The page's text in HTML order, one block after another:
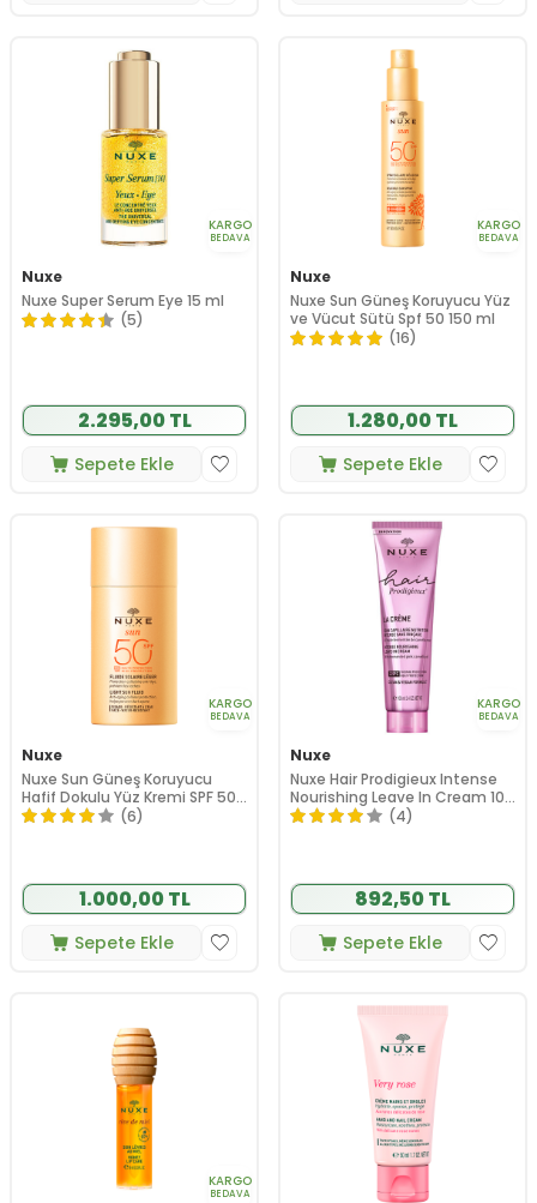
KARGO
BEDAVA
Nuxe
Nuxe Super Serum Eye 15 ml
(5)
2.295,00 TL
Sepete Ekle
KARGO
BEDAVA
Nuxe
Nuxe Sun Güneş Koruyucu Yüz
ve Vücut Sütü Spf 50 150 ml
(16)
1.280,00 TL
Sepete Ekle
KARGO
BEDAVA
Nuxe
Nuxe Sun Güneş Koruyucu
Hafif Dokulu Yüz Kremi SPF 50
50 ml
(6)
1.000,00 TL
Sepete Ekle
KARGO
BEDAVA
Nuxe
Nuxe Hair Prodigieux Intense
Nourishing Leave In Cream 100
ml
(4)
892,50 TL
Sepete Ekle
KARGO
BEDAVA